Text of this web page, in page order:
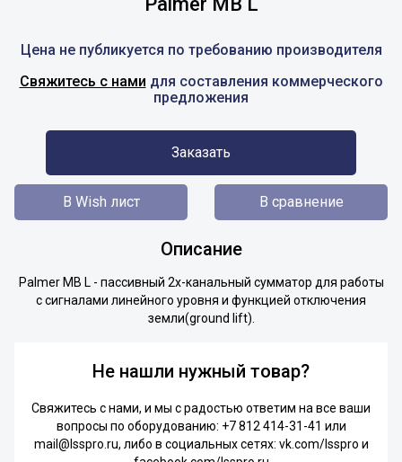
Цена не публикуется по требованию производителя
Свяжитесь с нами для составления коммерческого
предложения
Заказать
В Wish лист В сравнение
Описание
Palmer MB L - пассивный 2х-канальный сумматор для работы
с сигналами линейного уровня и функцией отключения
земли(ground lift).
Не нашли нужный товар?
Свяжитесь с нами, и мы с радостью ответим на все ваши
вопросы по оборудованию: +7 812 414-31-41 или
mail@lsspro.ru, либо в социальных сетях: vk.com/lsspro и